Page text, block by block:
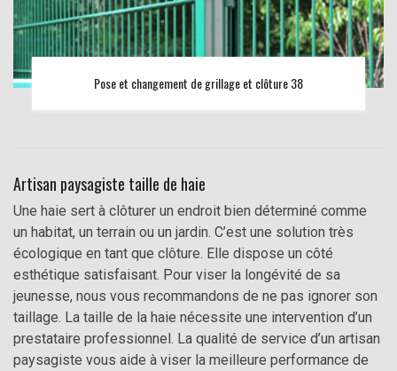
Pose et changement de grillage et clôture 38
Artisan paysagiste taille de haie
Une haie sert à clôturer un endroit bien déterminé comme
un habitat, un terrain ou un jardin. C’est une solution très
écologique en tant que clôture. Elle dispose un côté
esthétique satisfaisant. Pour viser la longévité de sa
jeunesse, nous vous recommandons de ne pas ignorer son
taillage. La taille de la haie nécessite une intervention d’un
prestataire professionnel. La qualité de service d’un artisan
paysagiste vous aide à viser la meilleure performance de